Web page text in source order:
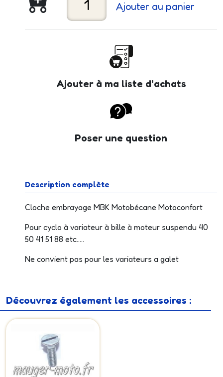
Ajouter au panier
Ajouter à ma liste d'achats
Poser une question
Description complète
Cloche embrayage MBK Motobécane Motoconfort
Pour cyclo à variateur à bille à moteur suspendu 40
50 41 51 88 etc.....
Ne convient pas pour les variateurs a galet
Découvrez également les accessoires :